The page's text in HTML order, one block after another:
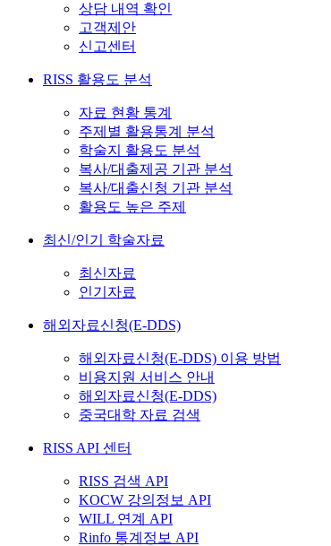
상담 내역 확인
고객제안
신고센터
RISS 활용도 분석
자료 현황 통계
주제별 활용통계 분석
학술지 활용도 분석
복사/대출제공 기관 분석
복사/대출신청 기관 분석
활용도 높은 주제
최신/인기 학술자료
최신자료
인기자료
해외자료신청(E-DDS)
해외자료신청(E-DDS) 이용 방법
비용지원 서비스 안내
해외자료신청(E-DDS)
중국대학 자료 검색
RISS API 센터
RISS 검색 API
KOCW 강의정보 API
WILL 연계 API
Rinfo 통계정보 API